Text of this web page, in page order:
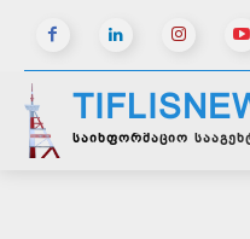
საინფორმაციო